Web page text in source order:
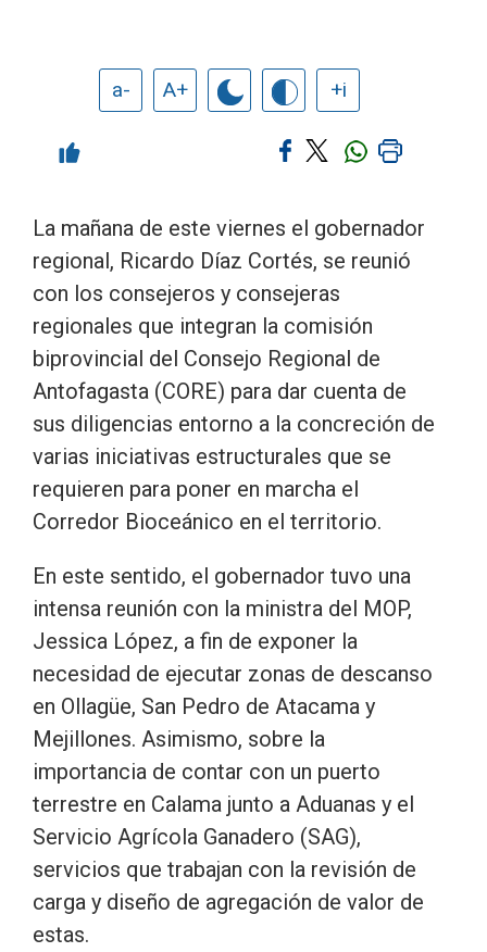
a- A+ +i
La mañana de este viernes el gobernador
regional, Ricardo Díaz Cortés, se reunió
con los consejeros y consejeras
regionales que integran la comisión
biprovincial del Consejo Regional de
Antofagasta (CORE) para dar cuenta de
sus diligencias entorno a la concreción de
varias iniciativas estructurales que se
requieren para poner en marcha el
Corredor Bioceánico en el territorio.
En este sentido, el gobernador tuvo una
intensa reunión con la ministra del MOP,
Jessica López, a fin de exponer la
necesidad de ejecutar zonas de descanso
en Ollagüe, San Pedro de Atacama y
Mejillones. Asimismo, sobre la
importancia de contar con un puerto
terrestre en Calama junto a Aduanas y el
Servicio Agrícola Ganadero (SAG),
servicios que trabajan con la revisión de
carga y diseño de agregación de valor de
estas.